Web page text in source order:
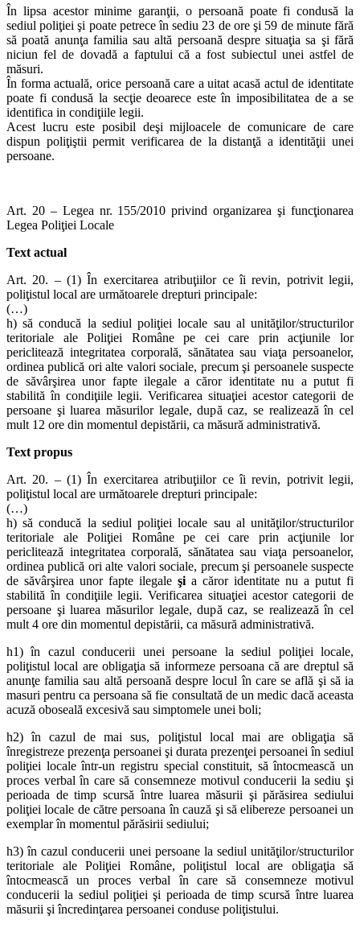
În lipsa acestor minime garanţii, o persoană poate fi condusă la
sediul poliţiei şi poate petrece în sediu 23 de ore şi 59 de minute fără
să poată anunţa familia sau altă persoană despre situaţia sa şi fără
niciun fel de dovadă a faptului că a fost subiectul unei astfel de
măsuri.
În forma actuală, orice persoană care a uitat acasă actul de identitate
poate fi condusă la secţie deoarece este în imposibilitatea de a se
identifica in condiţiile legii.
Acest lucru este posibil deşi mijloacele de comunicare de care
dispun poliţiştii permit verificarea de la distanţă a identităţii unei
persoane.
Art. 20 – Legea nr. 155/2010 privind organizarea şi funcţionarea
Legea Poliţiei Locale
Text actual
Art. 20. – (1) În exercitarea atribuţiilor ce îi revin, potrivit legii,
poliţistul local are următoarele drepturi principale:
(…)
h) să conducă la sediul poliţiei locale sau al unităţilor/structurilor
teritoriale ale Poliţiei Române pe cei care prin acţiunile lor
periclitează integritatea corporală, sănătatea sau viaţa persoanelor,
ordinea publică ori alte valori sociale, precum şi persoanele suspecte
de săvârşirea unor fapte ilegale a căror identitate nu a putut fi
stabilită în condiţiile legii. Verificarea situaţiei acestor categorii de
persoane şi luarea măsurilor legale, după caz, se realizează în cel
mult 12 ore din momentul depistării, ca măsură administrativă.
Text propus
Art. 20. – (1) În exercitarea atribuţiilor ce îi revin, potrivit legii,
poliţistul local are următoarele drepturi principale:
(…)
h) să conducă la sediul poliţiei locale sau al unităţilor/structurilor
teritoriale ale Poliţiei Române pe cei care prin acţiunile lor
periclitează integritatea corporală, sănătatea sau viaţa persoanelor,
ordinea publică ori alte valori sociale, precum şi persoanele suspecte
de săvârşirea unor fapte ilegale şi a căror identitate nu a putut fi
stabilită în condiţiile legii. Verificarea situaţiei acestor categorii de
persoane şi luarea măsurilor legale, după caz, se realizează în cel
mult 4 ore din momentul depistării, ca măsură administrativă.
h1) în cazul conducerii unei persoane la sediul poliţiei locale,
poliţistul local are obligaţia să informeze persoana că are dreptul să
anunţe familia sau altă persoană despre locul în care se află şi să ia
masuri pentru ca persoana să fie consultată de un medic dacă aceasta
acuză oboseală excesivă sau simptomele unei boli;
h2) în cazul de mai sus, poliţistul local mai are obligaţia să
înregistreze prezenţa persoanei şi durata prezenţei persoanei în sediul
poliţiei locale într-un registru special constituit, să întocmească un
proces verbal în care să consemneze motivul conducerii la sediu şi
perioada de timp scursă între luarea măsurii şi părăsirea sediului
poliţiei locale de către persoana în cauză şi să elibereze persoanei un
exemplar în momentul părăsirii sediului;
h3) în cazul conducerii unei persoane la sediul unităţilor/structurilor
teritoriale ale Poliţiei Române, poliţistul local are obligaţia să
întocmească un proces verbal în care să consemneze motivul
conducerii la sediul poliţiei şi perioada de timp scursă între luarea
măsurii şi încredinţarea persoanei conduse poliţistului.